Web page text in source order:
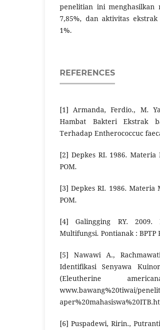
penelitian ini menghasilkan
7,85%, dan aktivitas
1%.
REFERENCES
[1] Armanda, Ferdio., M.
Hambat Bakteri Ekstrak
Terhadap Entherococcuc
[2] Depkes RI. 1986.
POM.
[3] Depkes RI. 1986.
POM.
[4] Galingging RY. 2009.
Multifungsi. Pontianak :
[5] Nawawi A.,
Identifikasi Senyawa
(Eleutherine
[6] Puspadewi, Ririn.,